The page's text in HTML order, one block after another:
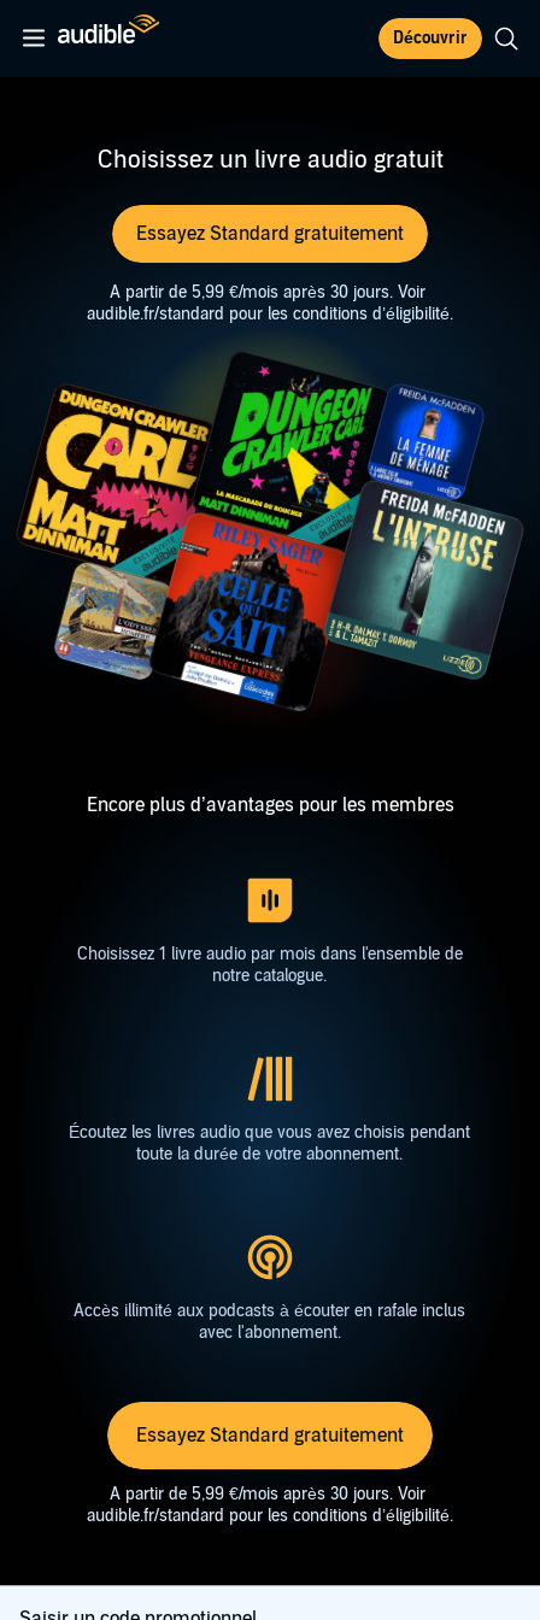
Découvrir
Choisissez un livre audio gratuit
Essayez Standard gratuitement
​A partir de 5,99 €/mois après 30 jours. Voir
audible.fr/standard pour les conditions d’éligibilité.
Encore plus d’avantages pour les membres
Choisissez 1 livre audio par mois dans l'ensemble de
notre catalogue.
Écoutez les livres audio que vous avez choisis pendant
toute la durée de votre abonnement.
Accès illimité aux podcasts à écouter en rafale inclus
avec l'abonnement.
Essayez Standard gratuitement
​A partir de 5,99 €/mois après 30 jours. Voir
audible.fr/standard pour les conditions d’éligibilité.